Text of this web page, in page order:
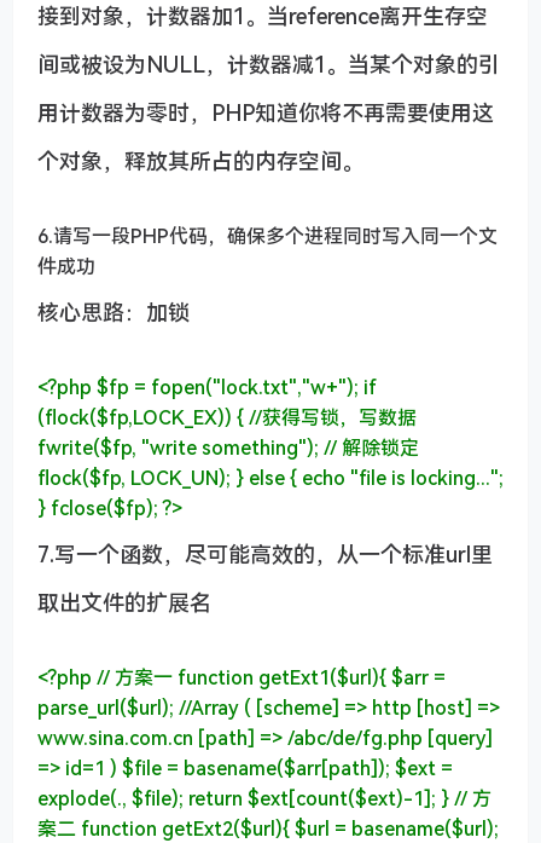
接到对象，计数器加1。当reference离开生存空
间或被设为NULL，计数器减1。当某个对象的引
用计数器为零时，PHP知道你将不再需要使用这
个对象，释放其所占的内存空间。
6.请写一段PHP代码，确保多个进程同时写入同一个文
件成功
核心思路：加锁
<?php $fp = fopen("lock.txt","w+"); if
(flock($fp,LOCK_EX)) {//获得写锁，写数据
fwrite($fp, "write something"); // 解除锁定
flock($fp, LOCK_UN); } else{ echo "file is locking...";
} fclose($fp);?>
7.写一个函数，尽可能高效的，从一个标准url里
取出文件的扩展名
<?php // 方案一 function getExt1($url){ $arr =
parse_url($url); //Array ( [scheme] => http [host] =>
www.sina.com.cn [path] => /abc/de/fg.php [query]
=> id=1 ) $file = basename($arr[path]); $ext =
explode(., $file); return $ext[count($ext)-1]; }// 方
案二 function getExt2($url){ $url = basename($url);